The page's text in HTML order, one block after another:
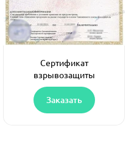
Сертификат
взрывозащиты
Заказать